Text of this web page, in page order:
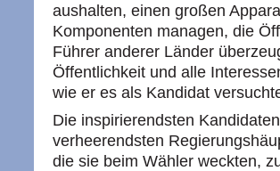
aushalten, einen großen
Komponenten managen, die
Führer anderer Länder
Öffentlichkeit und alle
wie er es als Kandidat
Die inspirierendsten
verheerendsten
die sie beim Wähler weckten,